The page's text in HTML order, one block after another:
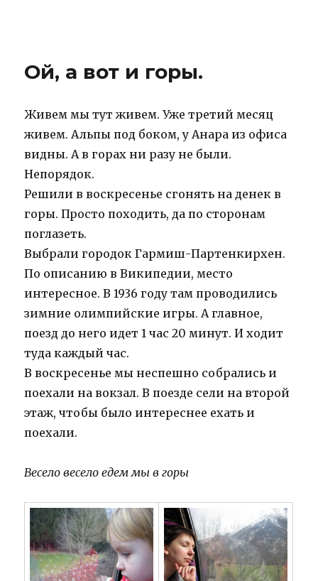
Ой, а вот и горы.
Живем мы тут живем. Уже третий месяц
живем. Альпы под боком, у Анара из офиса
видны. А в горах ни разу не были.
Непорядок.
Решили в воскресенье сгонять на денек в
горы. Просто походить, да по сторонам
поглазеть.
Выбрали городок Гармиш-Партенкирхен.
По описанию в Википедии, место
интересное. В 1936 году там проводились
зимние олимпийские игры. А главное,
поезд до него идет 1 час 20 минут. И ходит
туда каждый час.
В воскресенье мы неспешно собрались и
поехали на вокзал. В поезде сели на второй
этаж, чтобы было интереснее ехать и
поехали.
Весело весело едем мы в горы